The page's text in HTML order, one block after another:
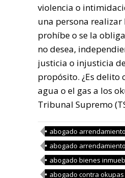
violencia o
una persona realizar
prohíbe o se la
no desea,
justicia o injusticia
propósito. ¿Es delito
agua o el gas a los
Tribunal Supremo
abogado
abogado
abogado bienes
abogado contra